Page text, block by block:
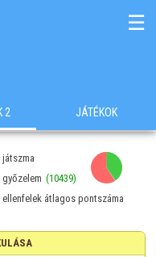
☰
2 JÁTÉKOK
játszma
győzelem (10439)
ellenfelek átlagos pontszáma